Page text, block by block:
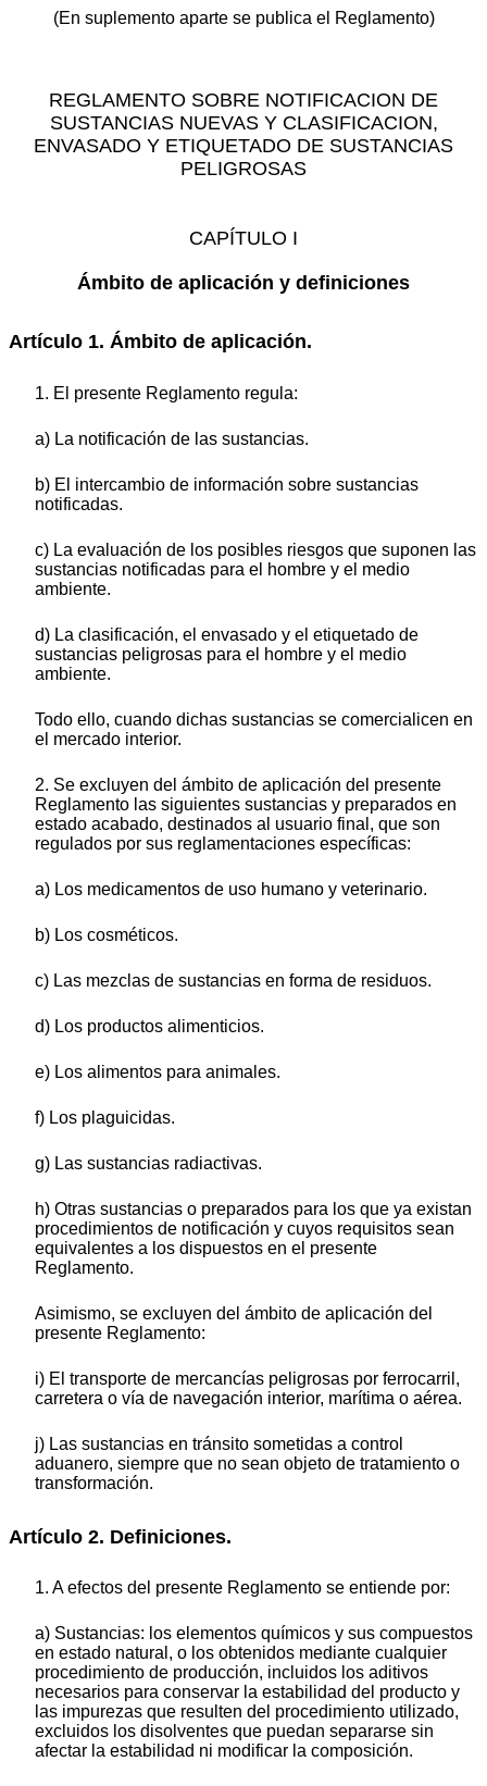
(En suplemento aparte se publica el Reglamento)
REGLAMENTO SOBRE NOTIFICACION DE
SUSTANCIAS NUEVAS Y CLASIFICACION,
ENVASADO Y ETIQUETADO DE SUSTANCIAS
PELIGROSAS
CAPÍTULO I
Ámbito de aplicación y definiciones
Artículo 1. Ámbito de aplicación.
1. El presente Reglamento regula:
a) La notificación de las sustancias.
b) El intercambio de información sobre sustancias
notificadas.
c) La evaluación de los posibles riesgos que suponen las
sustancias notificadas para el hombre y el medio
ambiente.
d) La clasificación, el envasado y el etiquetado de
sustancias peligrosas para el hombre y el medio
ambiente.
Todo ello, cuando dichas sustancias se comercialicen en
el mercado interior.
2. Se excluyen del ámbito de aplicación del presente
Reglamento las siguientes sustancias y preparados en
estado acabado, destinados al usuario final, que son
regulados por sus reglamentaciones específicas:
a) Los medicamentos de uso humano y veterinario.
b) Los cosméticos.
c) Las mezclas de sustancias en forma de residuos.
d) Los productos alimenticios.
e) Los alimentos para animales.
f) Los plaguicidas.
g) Las sustancias radiactivas.
h) Otras sustancias o preparados para los que ya existan
procedimientos de notificación y cuyos requisitos sean
equivalentes a los dispuestos en el presente
Reglamento.
Asimismo, se excluyen del ámbito de aplicación del
presente Reglamento:
i) El transporte de mercancías peligrosas por ferrocarril,
carretera o vía de navegación interior, marítima o aérea.
j) Las sustancias en tránsito sometidas a control
aduanero, siempre que no sean objeto de tratamiento o
transformación.
Artículo 2. Definiciones.
1. A efectos del presente Reglamento se entiende por:
a) Sustancias: los elementos químicos y sus compuestos
en estado natural, o los obtenidos mediante cualquier
procedimiento de producción, incluidos los aditivos
necesarios para conservar la estabilidad del producto y
las impurezas que resulten del procedimiento utilizado,
excluidos los disolventes que puedan separarse sin
afectar la estabilidad ni modificar la composición.